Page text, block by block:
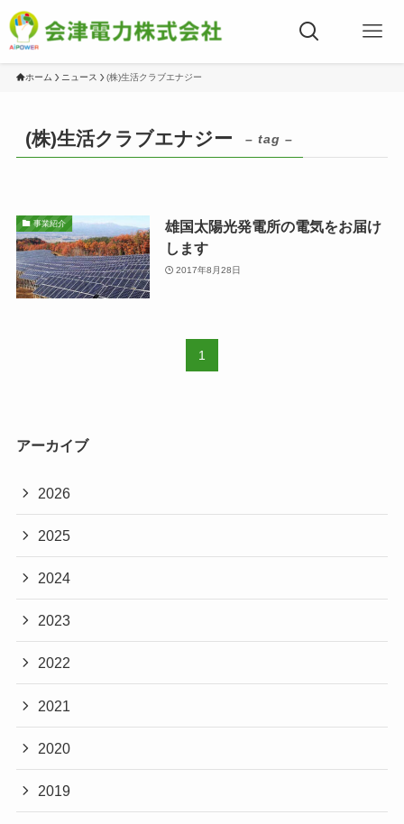
ホーム ニュース (株)生活クラブエナジー
(株)生活クラブエナジー – tag –
事業紹介
雄国太陽光発電所の電気をお届け
します
2017年8月28日
1
アーカイブ
2026
2025
2024
2023
2022
2021
2020
2019